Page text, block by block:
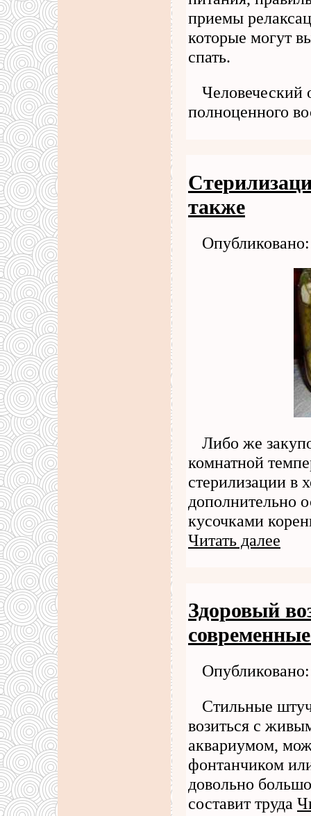
приемы
которые могут
спать.
Человеческий
полноценного
также
Либо же
комнатной
стерилизации в
дополнительно
кусочками
Читать далее
Здоровый
Стильные
возиться с
аквариумом,
фонтанчиком
довольно
составит труда